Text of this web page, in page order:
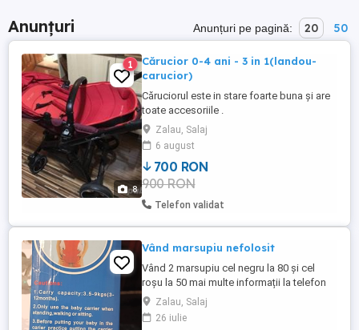
Anunțuri Anunțuri pe pagină: 20 50
8
1
Cărucior 0-4 ani - 3 in 1(landou-
carucior)
Căruciorul este in stare foarte buna și are
toate accesoriile .
Zalau, Salaj
6 august
700 RON
900 RON
Telefon validat
Vând marsupiu nefolosit
Vând 2 marsupiu cel negru la 80 și cel
roșu la 50 mai multe informații la telefon
Zalau, Salaj
26 iulie